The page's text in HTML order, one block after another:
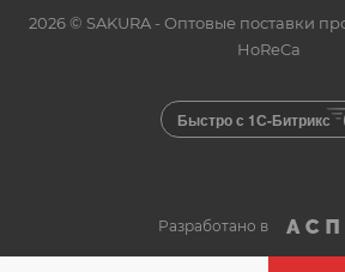
2026 © SAKURA - Оптовые поставки
HoReCa
Быстро с 1С-Битрикс
Разработано в